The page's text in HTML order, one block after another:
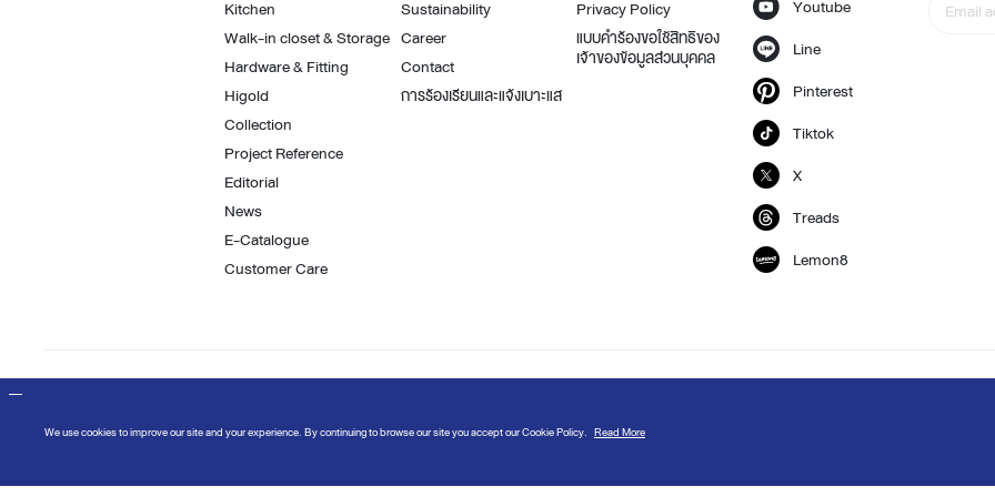
Kitchen
Walk-in closet & Storage
Hardware & Fitting
Higold
Collection
Project Reference
Editorial
News
E-Catalogue
Customer Care
Sustainability
Career
Contact
การร้องเรียนและแจ้งเบาะแส
Privacy Policy
แบบคำร้องขอใช้สิทธิของ
เจ้าของข้อมูลส่วนบุคคล
Youtube
Line
Pinterest
Tiktok
X
Treads
Lemon8